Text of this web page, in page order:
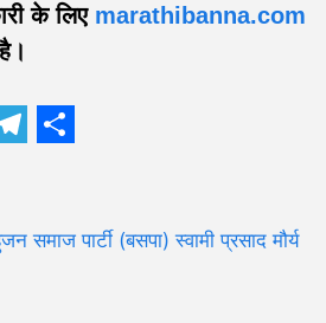
के लिए marathibanna.com
समाज पार्टी (बसपा) स्वामी प्रसाद मौर्य